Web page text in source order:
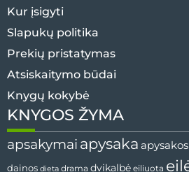
Kur įsigyti
Slapukų politika
Prekių pristatymas
Atsiskaitymo būdai
Knygų kokybė
KNYGOS ŽYMA
apsakymai apysaka apysakos
dainos dieta drama dvikalbė eiliuota